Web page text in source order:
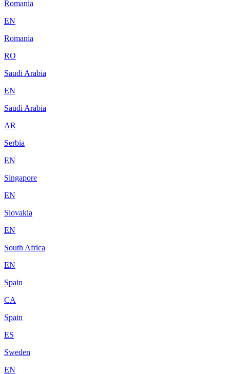
Romania
EN
Romania
RO
Saudi Arabia
EN
Saudi Arabia
AR
Serbia
EN
Singapore
EN
Slovakia
EN
South Africa
EN
Spain
CA
Spain
ES
Sweden
EN